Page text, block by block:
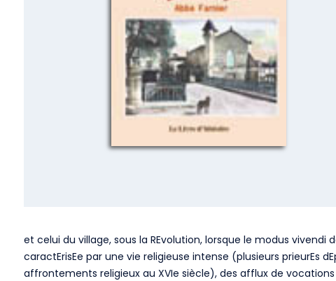
et celui du village, sous la REvolution, lorsque le modus
caractErisEe par une vie religieuse intense (plusieurs prieurEs
affrontements religieux au XVIe siècle), des afflux de